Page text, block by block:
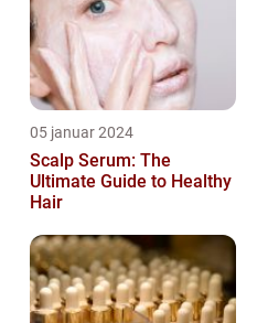
05 januar 2024
Scalp Serum: The
Ultimate Guide to Healthy
Hair